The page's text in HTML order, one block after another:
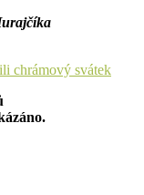
chrámový svátek